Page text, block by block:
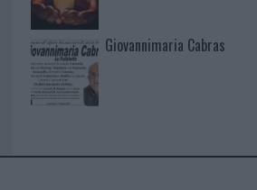
Giovannimaria Cabras